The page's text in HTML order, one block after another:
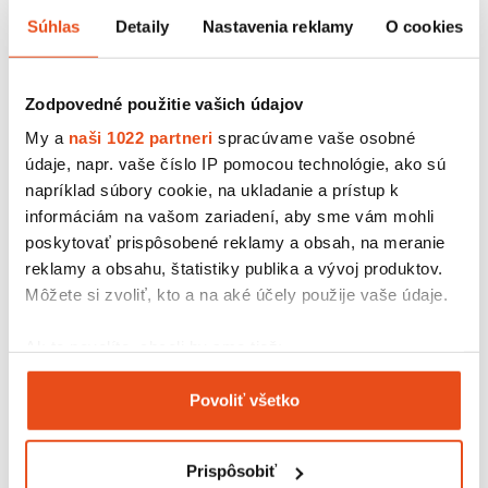
Súhlas Detaily Nastavenia reklamy O cookies
Zodpovedné použitie vašich údajov
My a naši 1022 partneri spracúvame vaše osobné
údaje, napr. vaše číslo IP pomocou technológie, ako sú
napríklad súbory cookie, na ukladanie a prístup k
informáciám na vašom zariadení, aby sme vám mohli
poskytovať prispôsobené reklamy a obsah, na meranie
reklamy a obsahu, štatistiky publika a vývoj produktov.
Môžete si zvoliť, kto a na aké účely použije vaše údaje.
Zhromažďovať informácie o vašej geografickej
polohe s presnosťou na niekoľko metrov
Identifikovať vaše zariadenie aktívnym
Povoliť všetko
Prispôsobiť
3,08 € s DPH / bal.
2,50 € bez DPH
Eko produkt
Obálka hnedá s bublinkovou fóliou
270x360